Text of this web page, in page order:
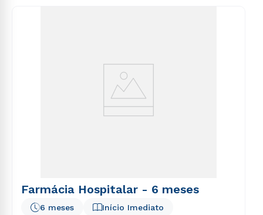
Farmácia Hospitalar - 6 meses
Início Imediato
6 meses